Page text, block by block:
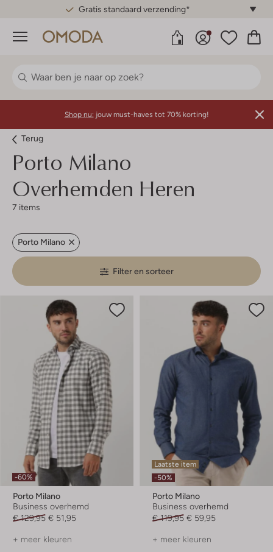
Gratis standaard verzending*
Menu
Shop nu: jouw must-haves tot 70% korting!
Terug
Porto Milano
Overhemden Heren
7 items
Porto Milano
Filter en sorteer
-60%
Porto Milano
Business overhemd
€ 129,95 € 51,95
+ meer kleuren
Laatste item
-50%
Porto Milano
Business overhemd
€ 119,95 € 59,95
+ meer kleuren